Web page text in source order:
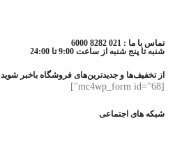
تماس با ما : 021 8282 6000
شنبه تا پنج شنبه از ساعت 9:00 تا 24:00
از تخفیف‌ها و جدیدترین‌های فروشگاه باخبر شوید
[mc4wp_form id="68"]
شبکه های اجتماعی